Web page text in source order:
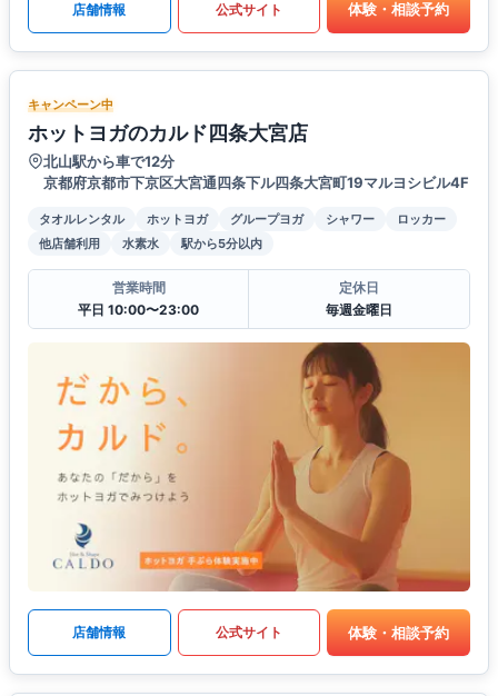
店舗情報 公式サイト 体験・相談予約
キャンペーン中
ホットヨガのカルド四条大宮店
北山駅から車で12分
京都府京都市下京区大宮通四条下ル四条大宮町19マルヨシビル4F
タオルレンタル ホットヨガ グループヨガ シャワー
ロッカー
他店舗利用
水素水 駅から5分以内
営業時間
平日 10:00〜23:00
定休日
毎週金曜日
店舗情報 公式サイト 体験・相談予約